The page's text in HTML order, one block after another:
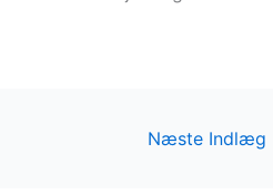
Næste Indlæg